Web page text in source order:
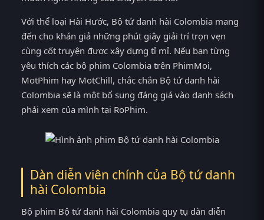
Với thể loại Hài Hước, Bộ tứ danh hài Colombia mang
đến cho khán giả những phút giây giải trí trọn vẹn
cùng cốt truyện được xây dựng tỉ mỉ. Nếu bạn từng
yêu thích các bộ phim Colombia trên PhimMoi,
MotPhim hay MotChill, chắc chắn Bộ tứ danh hài
Colombia sẽ là một bổ sung đáng giá vào danh sách
phải xem của mình tại RoPhim.
Dàn diễn viên chính của Bộ tứ danh
hài Colombia
Bộ phim Bộ tứ danh hài Colombia quy tụ dàn diễn